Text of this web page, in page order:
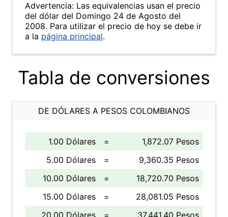
Advertencia: Las equivalencias usan el precio
del dólar del Domingo 24 de Agosto del
2008. Para utilizar el precio de hoy se debe ir
a la página principal.
Tabla de conversiones
DE DÓLARES A PESOS COLOMBIANOS
1.00 Dólares =
1,872.07 Pesos
5.00 Dólares
=
9,360.35 Pesos
10.00 Dólares
=
18,720.70 Pesos
15.00 Dólares
=
28,081.05 Pesos
20.00 Dólares
=
37,441.40 Pesos